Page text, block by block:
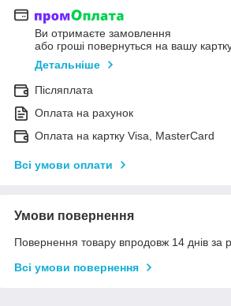
Ви отримаєте замовлення
або гроші повернуться на вашу
Детальніше
Післяплата
Оплата на рахунок
Оплата на картку Visa, MasterCard
Всі умови оплати
Умови повернення
Повернення товару впродовж 14 днів за
Всі умови повернення